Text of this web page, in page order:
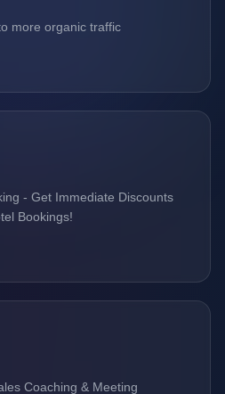
more organic traffic
- Get Immediate Discounts
Bookings!
Coaching & Meeting